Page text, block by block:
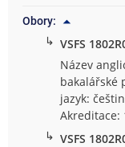
Obory:
↳ VSFS
Název
bakalářské
jazyk:
Akreditace:
↳ VSFS